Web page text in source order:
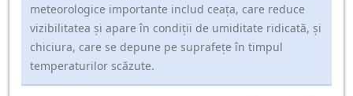
meteorologice importante includ ceața, care reduce
vizibilitatea și apare în condiții de umiditate ridicată, și
chiciura, care se depune pe suprafețe în timpul
temperaturilor scăzute.